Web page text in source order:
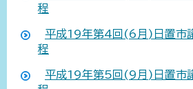
程
平成19年第4回(6月)日置市
程
平成19年第5回(9月)日置市